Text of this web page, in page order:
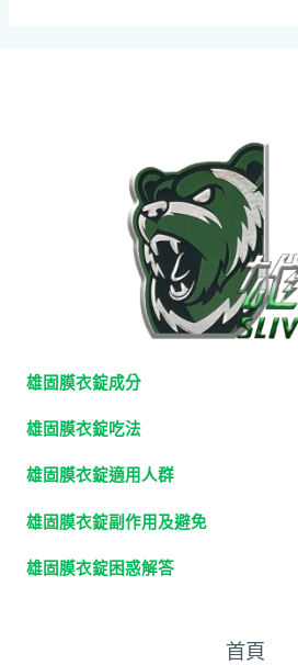
雄固膜衣錠成分
雄固膜衣錠吃法
雄固膜衣錠適用人群
雄固膜衣錠副作用及避免
雄固膜衣錠困惑解答
首頁